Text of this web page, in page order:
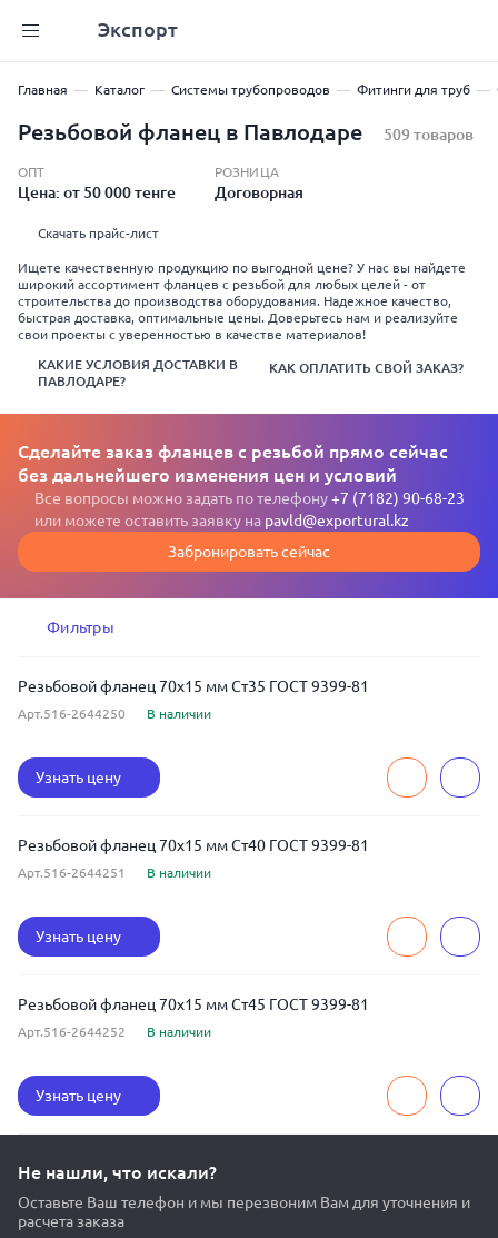
Экспорт
Главная Каталог Системы трубопроводов Фитинги для труб
Резьбовой фланец в Павлодаре 509 товаров
ОПТ
Цена: от 50 000 тенге
РОЗНИЦА
Договорная
Скачать прайс-лист
Ищете качественную продукцию по выгодной цене? У нас вы найдете
широкий ассортимент фланцев с резьбой для любых целей - от
строительства до производства оборудования. Надежное качество,
быстрая доставка, оптимальные цены. Доверьтесь нам и реализуйте
свои проекты с уверенностью в качестве материалов!
КАКИЕ УСЛОВИЯ ДОСТАВКИ В
ПАВЛОДАРЕ?
КАК ОПЛАТИТЬ СВОЙ ЗАКАЗ?
Сделайте заказ фланцев с резьбой прямо сейчас
без дальнейшего изменения цен и условий
Все вопросы можно задать по телефону+7 (7182) 90-68-23
или можете оставить заявку на pavld@exportural.kz
Забронировать сейчас
Фильтры
Резьбовой фланец 70x15 мм Ст35 ГОСТ 9399-81
Арт.516-2644250 В наличии
Узнать цену
Резьбовой фланец 70x15 мм Ст40 ГОСТ 9399-81
Арт.516-2644251 В наличии
Узнать цену
Резьбовой фланец 70x15 мм Ст45 ГОСТ 9399-81
Арт.516-2644252 В наличии
Узнать цену
Не нашли, что искали?
Оставьте Ваш телефон и мы перезвоним Вам для уточнения и
расчета заказа